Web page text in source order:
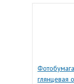
глянцевая